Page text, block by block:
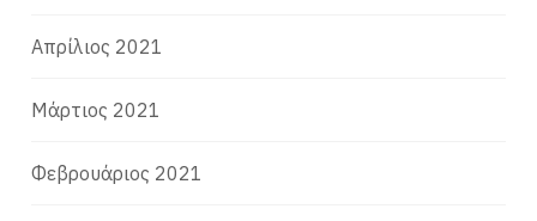
Απρίλιος 2021
Μάρτιος 2021
Φεβρουάριος 2021